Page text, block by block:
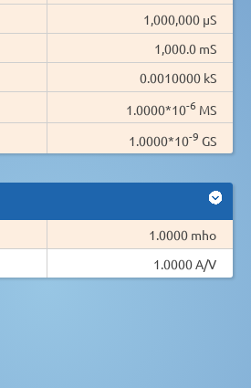
1,000,000 µS
1,000.0 mS
0.0010000 kS
1.0000*10-6 MS
1.0000*10-9 GS
1.0000 mho
1.0000 A/V